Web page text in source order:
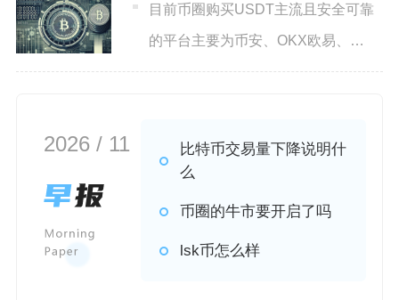
目前币圈购买USDT主流且安全可靠
的平台主要为币安、OKX欧易、
Bitget、Coinba
2026 / 11
比特币交易量下降说明什
么
币圈的牛市要开启了吗
lsk币怎么样